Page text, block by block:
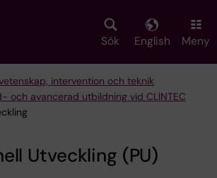
Sök English Meny
intervention och teknik
och avancerad utbildning vid CLINTEC
Utveckling (PU)